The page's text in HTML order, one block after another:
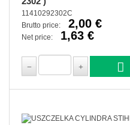
11410292302C
Brutto price:
2,00 €
Net price: 1,63 €